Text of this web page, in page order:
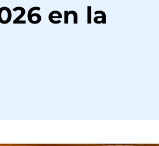
en la